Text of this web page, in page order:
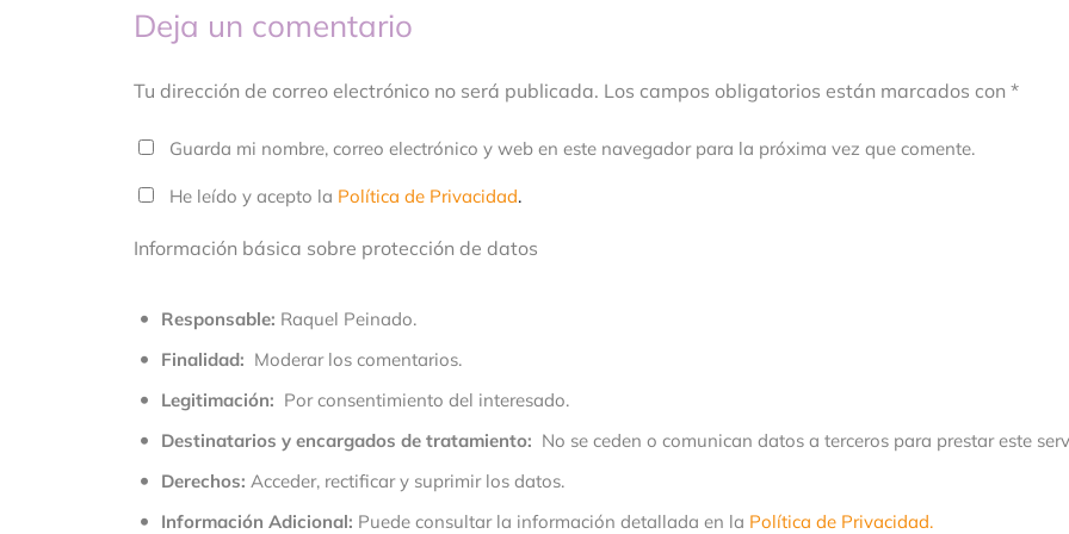
Deja un comentario
Tu dirección de correo electrónico no será publicada. Los campos obligatorios están marcados con *
Guarda mi nombre, correo electrónico y web en este navegador para la próxima vez que comente.
He leído y acepto la Política de Privacidad.
Información básica sobre protección de datos
Responsable: Raquel Peinado.
Finalidad: Moderar los comentarios.
Legitimación: Por consentimiento del interesado.
Destinatarios y encargados de tratamiento: No se ceden o comunican datos a terceros para prestar este
Derechos: Acceder, rectificar y suprimir los datos.
Información Adicional: Puede consultar la información detallada en la Política de Privacidad.